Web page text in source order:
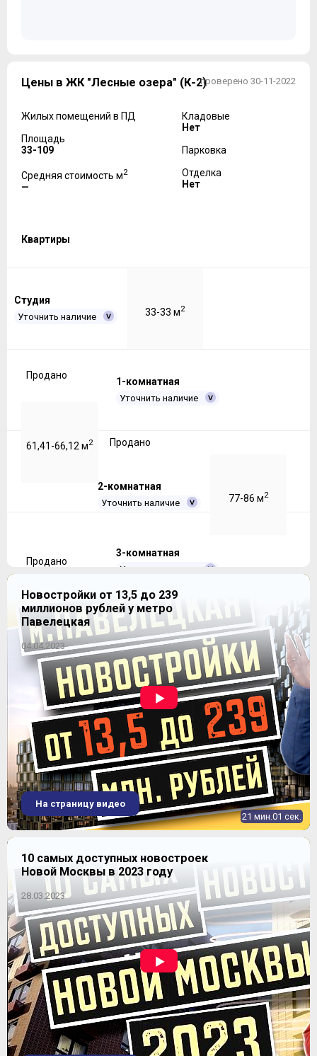
проверено 30-11-2022
Цены в ЖК "Лесные озера" (К-2)
Жилых помещений в ПД
Площадь
33-109
Средняя стоимость м2
—
Кладовые
Нет
Парковка
Отделка
Нет
Квартиры
Студия
Уточнить наличие 33-33 м2
Продано
1-комнатная
Уточнить наличие
61,41-66,12 м2 Продано
2-комнатная
Уточнить наличие 77-86 м2
Продано
3-комнатная
Уточнить наличие
109-109 м2 Продано
ЖК "Лесные озера" (К-2)
Новостройки от 13,5 до 239
миллионов рублей у метро
Павелецкая
04.04.2023
21 мин.01 сек.
На страницу видео
10 самых доступных новостроек
Новой Москвы в 2023 году
28.03.2023